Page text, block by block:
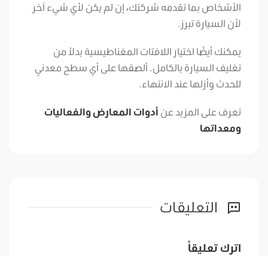
الأشخاص بما تقدمه شركتك، إن لم يكن لأي شيء آخر
لأن السيارة تبرز.
يمكنك أيضًا اختيار اللافتات المغناطيسية بدلاً من
تغليف السيارة بالكامل. ألصقها على أي سطح معدني
للحدث وأزلها عند الانتهاء.
تعرف على المزيد عن أدوات المعارض والفعاليات
ومعداتها
التعليقات
اترك تعليقاً